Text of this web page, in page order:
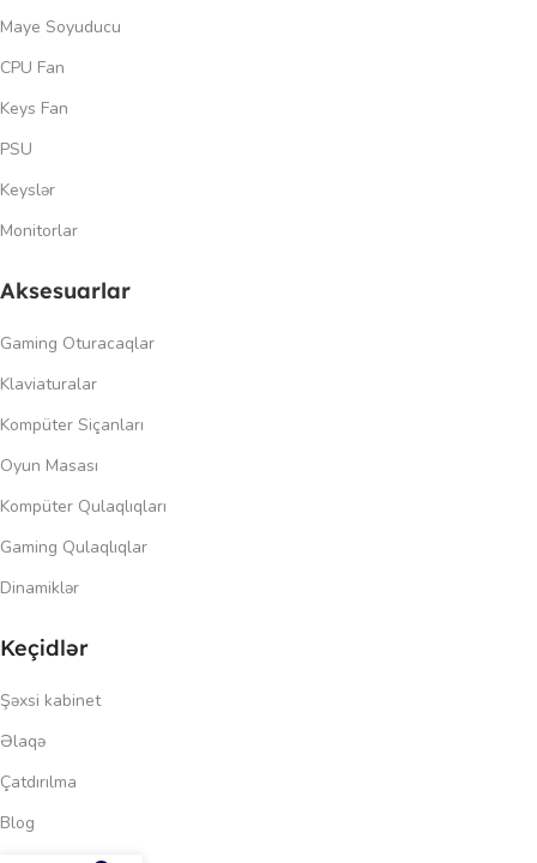
Maye Soyuducu
CPU Fan
Keys Fan
PSU
Keyslər
Monitorlar
Aksesuarlar
Gaming Oturacaqlar
Klaviaturalar
Kompüter Siçanları
Oyun Masası
Kompüter Qulaqlıqları
Gaming Qulaqlıqlar
Dinamiklər
Keçidlər
Şəxsi kabinet
Əlaqə
Çatdırılma
Blog